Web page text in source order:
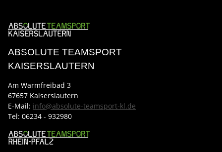
ABSOLUTE TEAMSPORT
KAISERSLAUTERN
Am Warmfreibad 3
67657 Kaiserslautern
E-Mail: info@absolute-teamsport-kl.de
Tel: 06234 - 932980